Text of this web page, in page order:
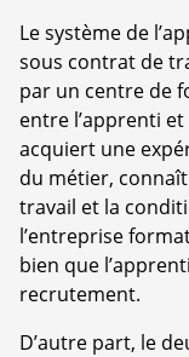
Le système de
sous contrat de
par un centre de
entre l’apprenti
acquiert une
du métier,
travail et la
l’entreprise
bien que
recrutement.
D’autre part, le